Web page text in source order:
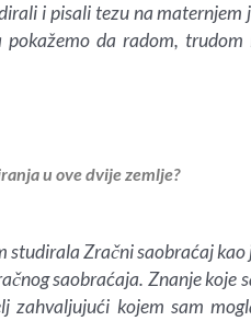
i pisali tezu na maternjem
da radom, trudom
u ove dvije zemlje?
studirala Zračni saobraćaj
saobraćaja. Znanje koje
zahvaljujući kojem sam